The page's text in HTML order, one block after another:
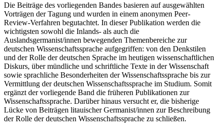
Die Beiträge des vorliegenden Bandes basieren auf ausgewählten
Vorträgen der Tagung und wurden in einem anonymen Peer-
Review-Verfahren begutachtet. In dieser Publikation werden die
wichtigsten sowohl die Inlands- als auch die
Auslandsgermanist/innen bewegenden Themenbereiche zur
deutschen Wissenschaftssprache aufgegriffen: von den Denkstilen
und der Rolle der deutschen Sprache im heutigen wissenschaftlichen
Diskurs, über mündliche und schriftliche Texte in der Wissenschaft
sowie sprachliche Besonderheiten der Wissenschaftssprache bis zur
Vermittlung der deutschen Wissenschaftssprache im Studium. Somit
ergänzt der vorliegende Band die früheren Publikationen zur
Wissenschaftssprache. Darüber hinaus versucht er, die bisherige
Lücke von Beiträgen litauischer Germanist/innen zur Beschreibung
der Rolle der deutschen Wissenschaftssprache zu schließen.